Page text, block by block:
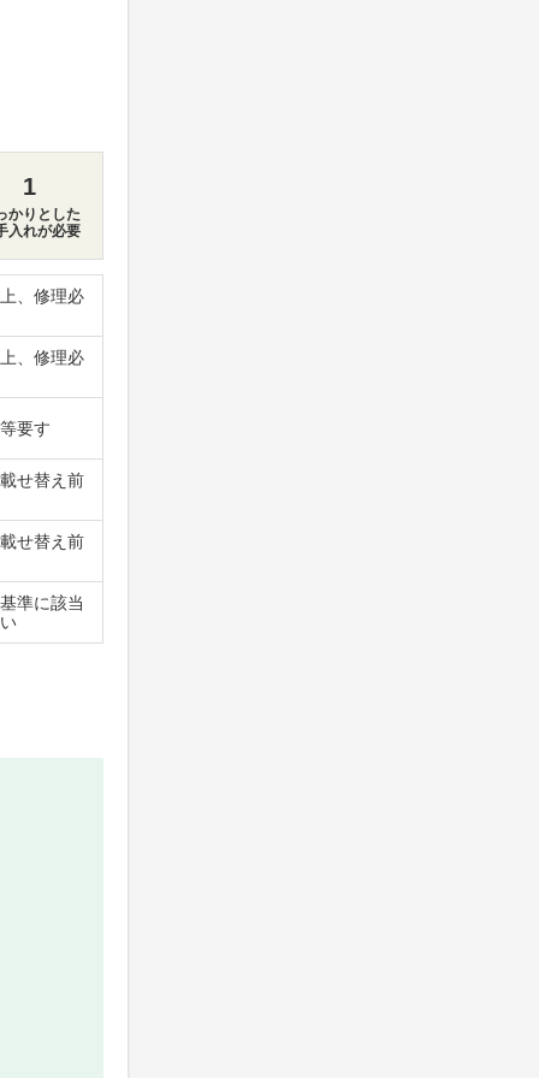
1
かりとした
入れが必要
、修理必
、修理必
要す
せ替え前
せ替え前
準に該当